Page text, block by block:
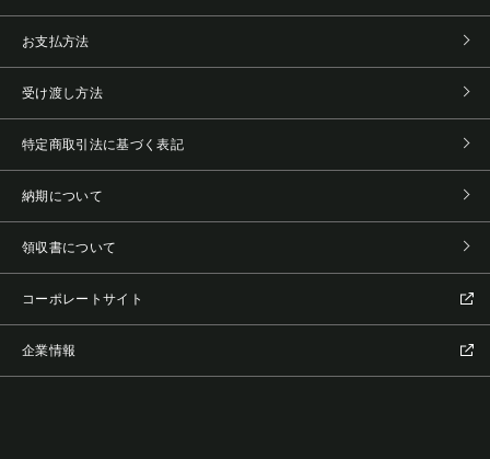
お支払方法
受け渡し方法
特定商取引法に基づく表記
納期について
領収書について
コーポレートサイト
企業情報